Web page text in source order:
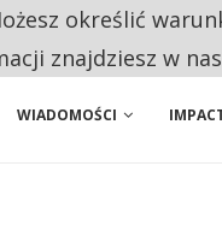
PRZEZNACZAJĄ NA
WIADOMOŚCI
określić
znajdziesz w